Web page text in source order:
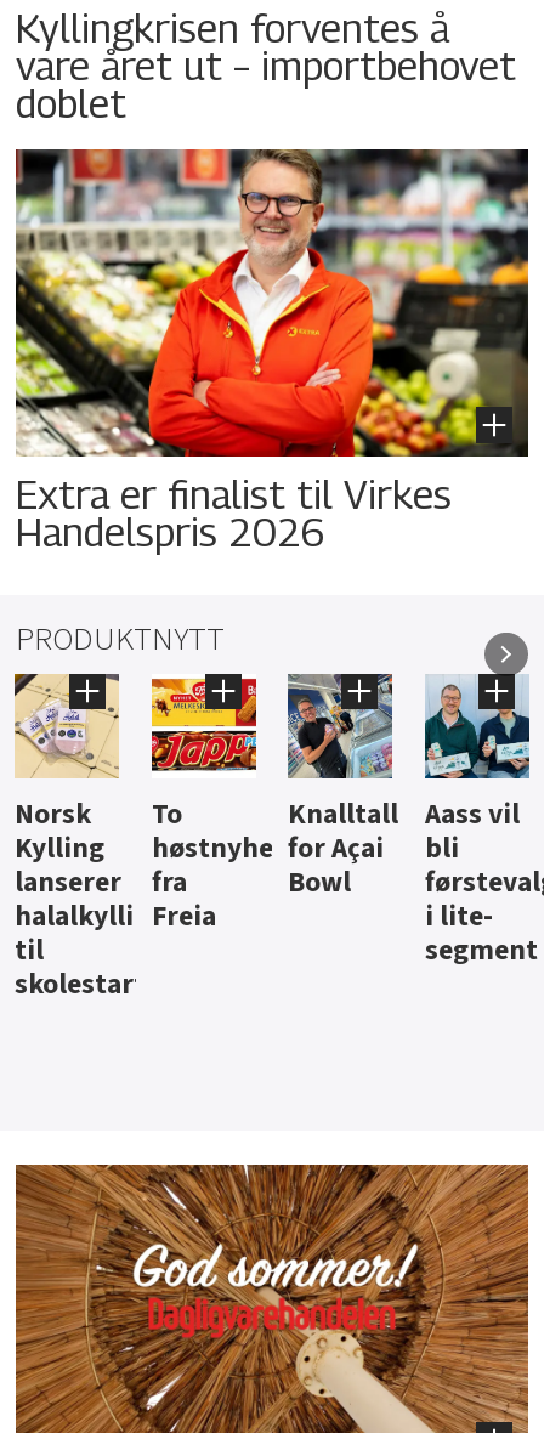
Kyllingkrisen forventes å
vare året ut – importbehovet
doblet
Extra er finalist til Virkes
Handelspris 2026
PRODUKTNYTT
Knalltall
for Açai
Bowl
Aass vil
bli
førstevalg
i lite-
Brus og
jus fra
Berentsen
Hard
iste fra
Hansa